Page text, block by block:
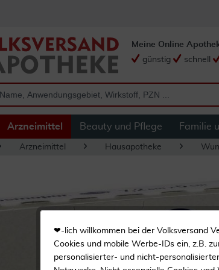
Meine Online
günstig
schnell
Arzneimittel Beauty und Pflege Familie
Arzneimittel Hausapotheke
❤-lich willkommen bei der Volksversand
Cookies und mobile Werbe-IDs ein, z.B.
personalisierter- und nicht-